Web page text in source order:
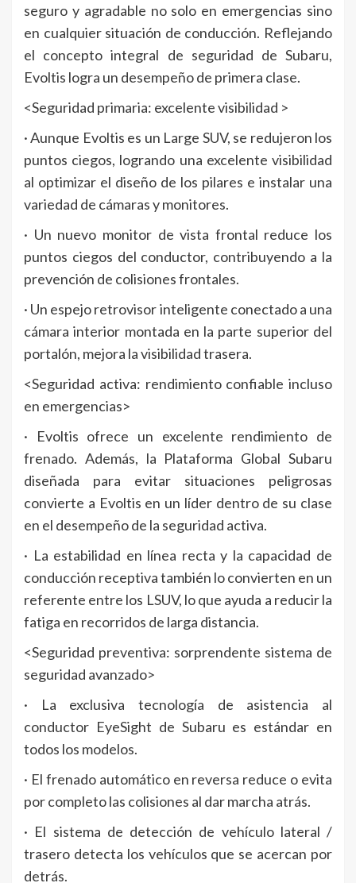
seguro y agradable no solo en emergencias sino
en cualquier situación de conducción. Reflejando
el concepto integral de seguridad de Subaru,
Evoltis logra un desempeño de primera clase.
<Seguridad primaria: excelente visibilidad >
· Aunque Evoltis es un Large SUV, se redujeron los
puntos ciegos, logrando una excelente visibilidad
al optimizar el diseño de los pilares e instalar una
variedad de cámaras y monitores.
· Un nuevo monitor de vista frontal reduce los
puntos ciegos del conductor, contribuyendo a la
prevención de colisiones frontales.
· Un espejo retrovisor inteligente conectado a una
cámara interior montada en la parte superior del
portalón, mejora la visibilidad trasera.
<Seguridad activa: rendimiento confiable incluso
en emergencias>
· Evoltis ofrece un excelente rendimiento de
frenado. Además, la Plataforma Global Subaru
diseñada para evitar situaciones peligrosas
convierte a Evoltis en un líder dentro de su clase
en el desempeño de la seguridad activa.
· La estabilidad en línea recta y la capacidad de
conducción receptiva también lo convierten en un
referente entre los LSUV, lo que ayuda a reducir la
fatiga en recorridos de larga distancia.
<Seguridad preventiva: sorprendente sistema de
seguridad avanzado>
· La exclusiva tecnología de asistencia al
conductor EyeSight de Subaru es estándar en
todos los modelos.
· El frenado automático en reversa reduce o evita
por completo las colisiones al dar marcha atrás.
· El sistema de detección de vehículo lateral /
trasero detecta los vehículos que se acercan por
detrás.